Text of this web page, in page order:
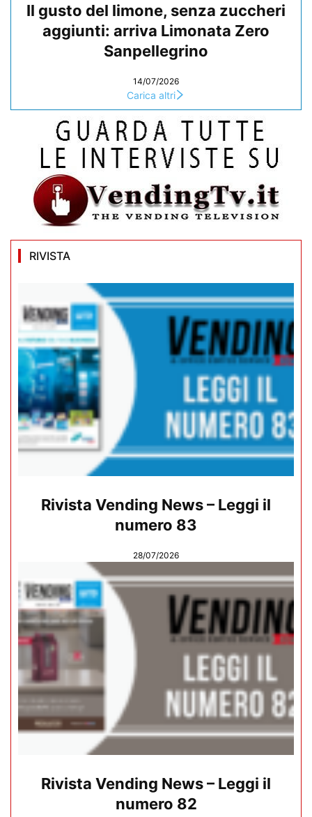
Il gusto del limone, senza zuccheri
aggiunti: arriva Limonata Zero
Sanpellegrino
14/07/2026
Carica altri
RIVISTA
Rivista Vending News – Leggi il
numero 83
28/07/2026
Rivista Vending News – Leggi il
numero 82